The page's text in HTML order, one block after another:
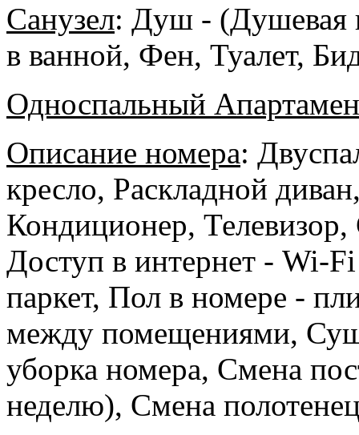
Санузел: Душ - (Душевая
в ванной, Фен, Туалет,
Односпальный
Описание номера:
кресло, Раскладной
Кондиционер,
Доступ в интернет - Wi-
паркет, Пол в номере -
между помещениями,
уборка номера, Cмена
неделю), Смена